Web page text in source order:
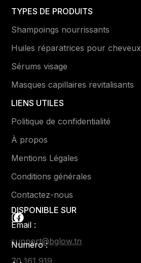
TYPES DE PRODUITS
Shampoings nourrissants
Huiles réparatrices pour cheveux
Sérums visage
Masques capillaires revitalisants
LIENS UTILES
Politique de confidentialité
À propos
Mentions Légales
Conditions générales
Contactez-nous
DISPONIBLE SUR
Email :
support@bglow.tn
Numéro :